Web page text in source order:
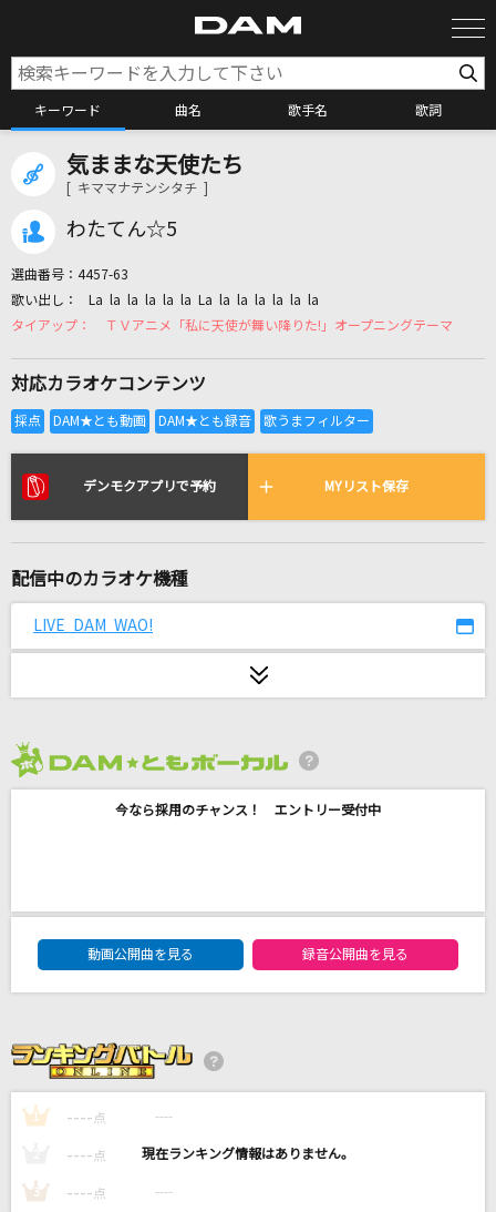
キーワード 曲名 歌手名 歌詞
カラオケ検索
カラオケリクエスト
リアルタイムで歌われている曲の一覧
ひとりぼっちのハブラシ
Keep on keeping on
SawanoHiroyuki[nZk]:mizuki
スパークル [original ver.]
IGNITE
藍井エイル
JAYWALK(J-WALK)
SUPER BEAVER
Angel
ちゃんみな
[生音]あゝ人生に涙あり
気ままな天使たち
[ キママナテンシタチ ]
わたてん☆5
選曲番号： 4457-63
La la la la la la La la la la la la la
ＴＶアニメ「私に天使が舞い降りた!」オープニングテーマ
対応カラオケコンテンツ
デンモクアプリで予約 MYリスト保存
配信中のカラオケ機種
LIVE DAM WAO!
今なら採用のチャンス！ エントリー受付中
DAM★ともボーカルエントリーランキング
動画公開曲を見る
録音公開曲を見る
1 ---- 点 ----
---- 点 ----
3 ---- 点 ----